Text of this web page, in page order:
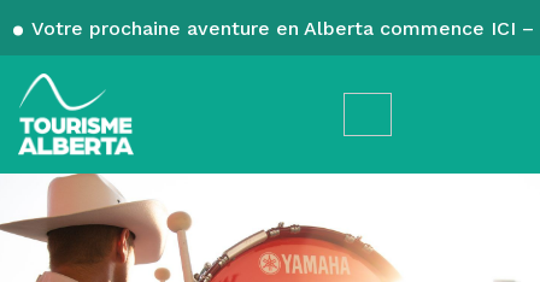
Votre prochaine aventure en Alberta commence ICI